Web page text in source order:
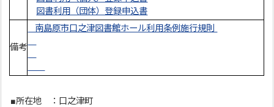
図書利用（団体）登録申込書
備考
南島原市口之津図書館ホール利用条例施行規則
■所在地 ：口之津町